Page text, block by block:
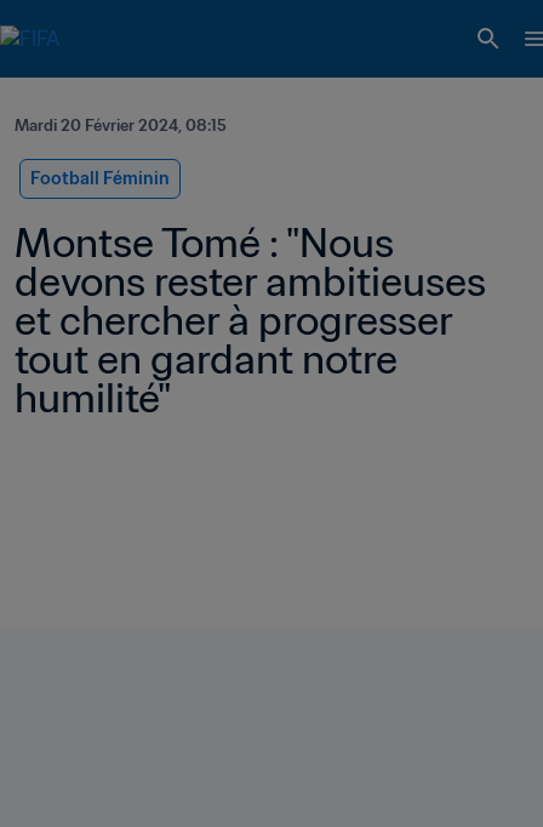
Mardi 20 Février 2024, 08:15
Football Féminin
Montse Tomé : "Nous
devons rester ambitieuses
et chercher à progresser
tout en gardant notre
humilité"